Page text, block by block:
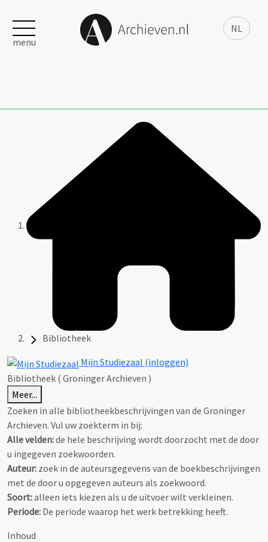
NL
menu
Bibliotheek
Mijn Studiezaal (inloggen)
Bibliotheek ( Groninger Archieven )
Meer...
Zoeken in alle bibliotheekbeschrijvingen van de Groninger
Archieven. Vul uw zoekterm in bij:
Alle velden:de hele beschrijving wordt doorzocht met de door
u ingegeven zoekwoorden.
Auteur: zoek in de auteursgegevens van de boekbeschrijvingen
met de door u opgegeven auteurs als zoekwoord.
Soort:alleen iets kiezen als u de uitvoer wilt verkleinen.
Periode: De periode waarop het werk betrekking heeft.
Inhoud